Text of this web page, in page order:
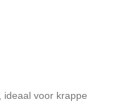
ideaal voor krappe